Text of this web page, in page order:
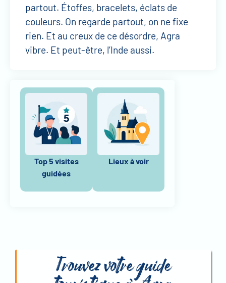
partout. Étoffes, bracelets, éclats de
couleurs. On regarde partout, on ne fixe
rien. Et au creux de ce désordre, Agra
vibre. Et peut-être, l’Inde aussi.
Top 5 visites
guidées
Lieux à voir
Trouvez votre guide